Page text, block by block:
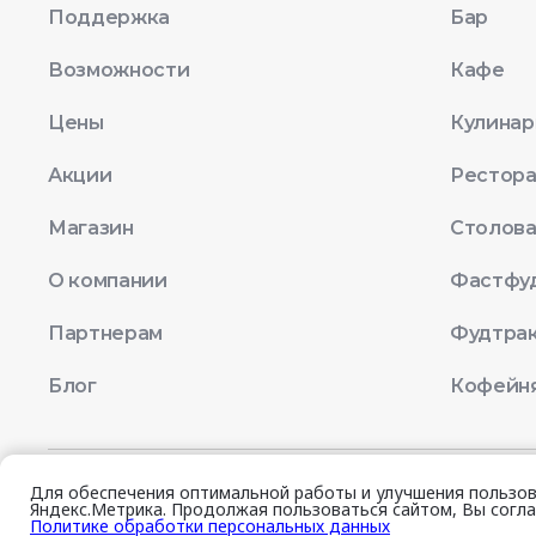
лояльности
лояльности
платформой Чиббис
Настройка зон
Раздел Маркировка
Для обеспечения оптимальной работы и улучшения
Яндекс.Метрика. Продолжая пользоваться сайтом, Вы
Политике обработки персональных данных
Поддержка
Возможности
Цены
Акции
Магазин
О компании
Партнерам
Блог
Бар
Кафе
© 2026 Quick Resto Лицензионное